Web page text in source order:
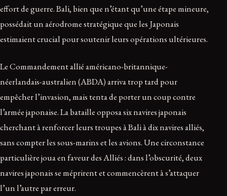
effort de guerre. Bali, bien que n’étant qu’une étape mineure,
possédait un aérodrome stratégique que les Japonais
estimaient crucial pour soutenir leurs opérations ultérieures.
Le Commandement allié américano-britannique-
néerlandais-australien (ABDA) arriva trop tard pour
empêcher l’invasion, mais tenta de porter un coup contre
l’armée japonaise. La bataille opposa six navires japonais
cherchant à renforcer leurs troupes à Bali à dix navires alliés,
sans compter les sous-marins et les avions. Une circonstance
particulière joua en faveur des Alliés : dans l’obscurité, deux
navires japonais se méprirent et commencèrent à s’attaquer
l’un l’autre par erreur.